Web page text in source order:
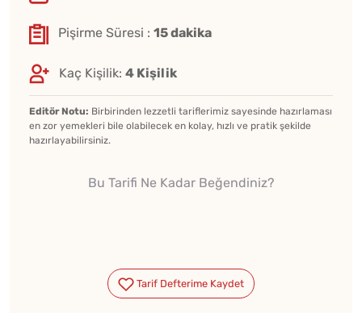
Pişirme Süresi : 15 dakika
Kaç Kişilik: 4 Kişilik
Editör Notu: Birbirinden lezzetli tariflerimiz sayesinde hazırlaması
en zor yemekleri bile olabilecek en kolay, hızlı ve pratik şekilde
hazırlayabilirsiniz.
Bu Tarifi Ne Kadar Beğendiniz?